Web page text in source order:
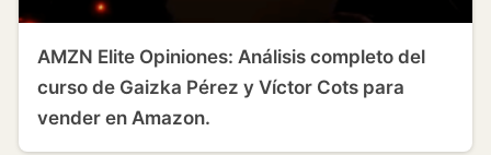
AMZN Elite Opiniones: Análisis completo del
curso de Gaizka Pérez y Víctor Cots para
vender en Amazon.